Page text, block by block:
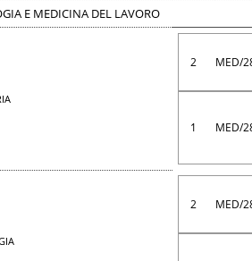
E MEDICINA DEL LAVORO
2 MED/
1 MED/
2 MED/